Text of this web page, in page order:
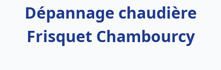
Dépannage chaudière
Frisquet Chambourcy